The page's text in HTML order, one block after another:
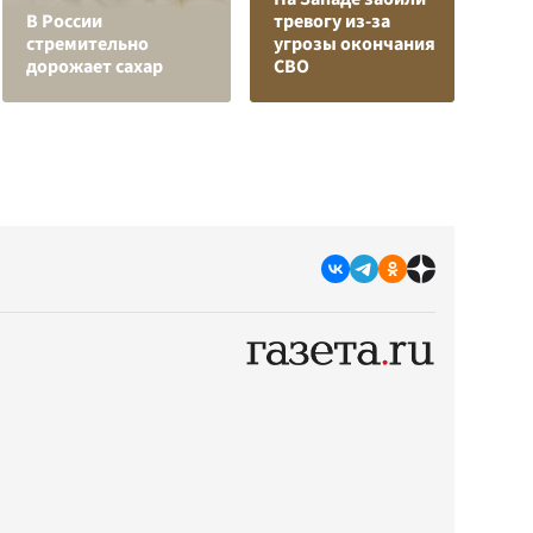
В России
стремительно
дорожает сахар
тревогу из-за
угрозы окончания
СВО